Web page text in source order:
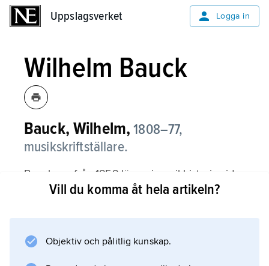
Uppslagsverket Logga in
Wilhelm Bauck
Bauck, Wilhelm, 1808–77,
musikskriftställare.
Bauck var från 1858 lärare i musikhistoria vid
Musikkonservatoriet i Stockholm. Som
Vill du komma åt hela artikeln?
Objektiv och pålitlig kunskap.